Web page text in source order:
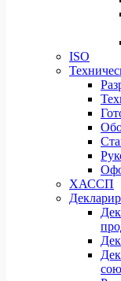
ISO
ХАССП